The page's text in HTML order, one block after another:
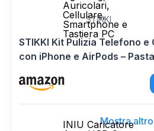
Auricolari,
Cellulare,
Smartphone e
Tastiera PC
STIKKI
STIKKI Kit Pulizia Telefono
con iPhone e AirPods –
Strumenti per Porte USB C,
Cellulare, Smartphone e
Mostra altro
INIU Caricatore